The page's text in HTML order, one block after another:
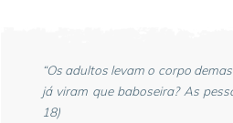
“Os adultos levam o corpo
já viram que baboseira? As
18)